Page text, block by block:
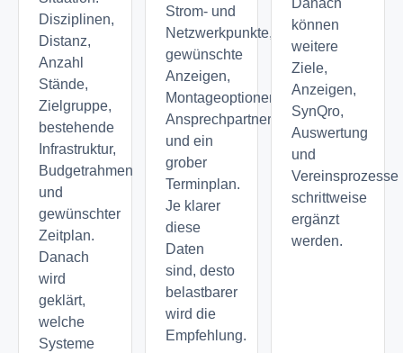
Disziplinen,
Distanz,
Anzahl
Stände,
Zielgruppe,
bestehende
Infrastruktur,
Budgetrahmen
und
gewünschter
Zeitplan.
Danach
wird
geklärt,
welche
Systeme
Strom- und
Netzwerkpunkte,
gewünschte
Anzeigen,
Montageoptionen,
Ansprechpartner
und ein
grober
Terminplan.
Je klarer
diese
Daten
sind, desto
belastbarer
wird die
Empfehlung.
Danach
können
weitere
Ziele,
Anzeigen,
SynQro,
Auswertung
und
Vereinsprozesse
schrittweise
ergänzt
werden.